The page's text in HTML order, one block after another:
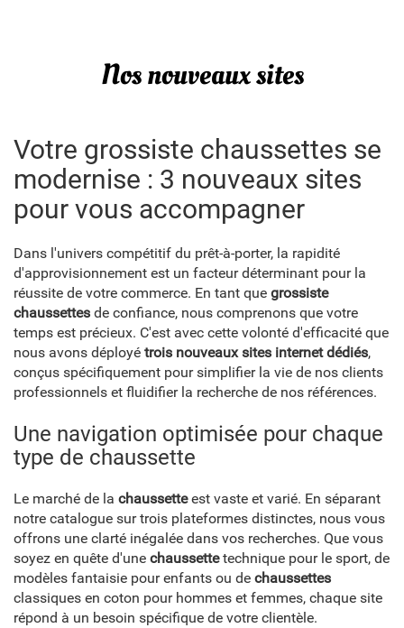
Nos nouveaux sites
Votre grossiste chaussettes se
modernise : 3 nouveaux sites
pour vous accompagner
Dans l'univers compétitif du prêt-à-porter, la rapidité
d'approvisionnement est un facteur déterminant pour la
réussite de votre commerce. En tant que grossiste
chaussettes de confiance, nous comprenons que votre
temps est précieux. C'est avec cette volonté d'efficacité que
nous avons déployé trois nouveaux sites internet dédiés,
conçus spécifiquement pour simplifier la vie de nos clients
professionnels et fluidifier la recherche de nos références.
Une navigation optimisée pour chaque
type de chaussette
Le marché de la chaussetteest vaste et varié. En séparant
notre catalogue sur trois plateformes distinctes, nous vous
offrons une clarté inégalée dans vos recherches. Que vous
soyez en quête d'une chaussettetechnique pour le sport, de
modèles fantaisie pour enfants ou de chaussettes
classiques en coton pour hommes et femmes, chaque site
répond à un besoin spécifique de votre clientèle.